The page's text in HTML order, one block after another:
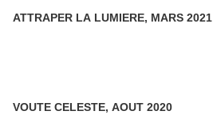
ATTRAPER LA LUMIERE, MARS 2021
VOUTE CELESTE, AOUT 2020